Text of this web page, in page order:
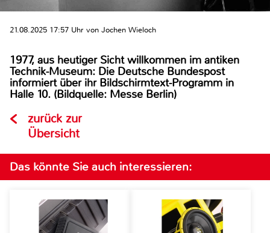
21.08.2025 17:57 Uhr von Jochen Wieloch
1977, aus heutiger Sicht willkommen im antiken
Technik-Museum: Die Deutsche Bundespost
informiert über ihr Bildschirmtext-Programm in
Halle 10. (Bildquelle: Messe Berlin)
zurück zur
Übersicht
Das könnte Sie auch interessieren: